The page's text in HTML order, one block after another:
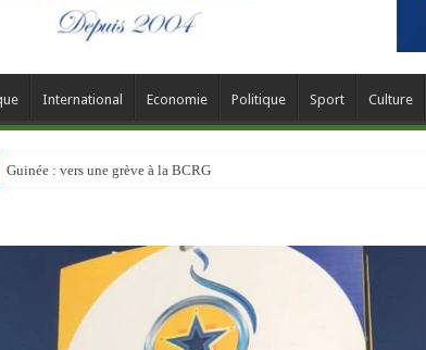
International Economie Politique Sport Culture
Guinée : vers une grève à la BCRG